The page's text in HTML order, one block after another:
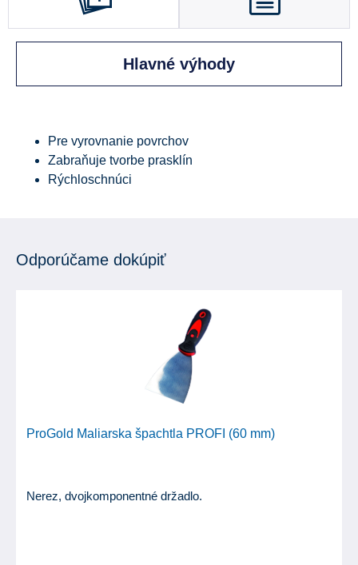
Hlavné výhody
Pre vyrovnanie povrchov
Zabraňuje tvorbe prasklín
Rýchloschnúci
Odporúčame dokúpiť
ProGold Maliarska špachtla PROFI (60 mm)
Nerez, dvojkomponentné držadlo.